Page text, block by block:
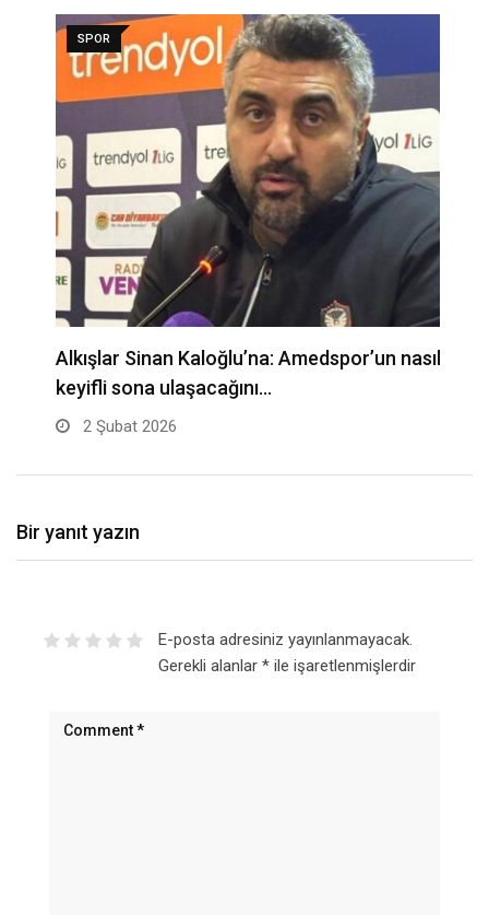
SPOR
Alkışlar Sinan Kaloğlu’na: Amedspor’un nasıl
keyifli sona ulaşacağını…
2 Şubat 2026
Bir yanıt yazın
E-posta adresiniz yayınlanmayacak.
Gerekli alanlar *ile işaretlenmişlerdir